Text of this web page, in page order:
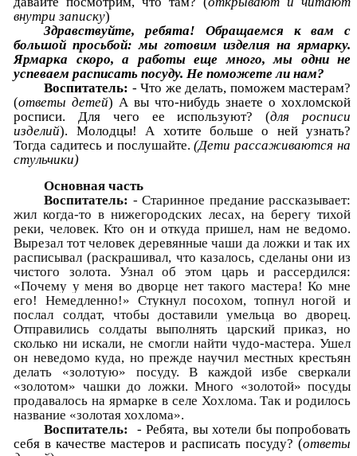
внутри записку)
Здравствуйте, ребята! Обращаемся к вам с
большой просьбой: мы готовим изделия на ярмарку.
Ярмарка скоро, а работы еще много, мы одни не
успеваем расписать посуду. Не поможете ли нам?
Воспитатель: - Что же делать, поможем мастерам?
(ответы детей) А вы что-нибудь знаете о хохломской
росписи. Для чего ее используют? (для росписи
изделий). Молодцы! А хотите больше о ней узнать?
Тогда садитесь и послушайте.(Дети рассаживаются на
стульчики)
Основная часть
Воспитатель: - Старинное предание рассказывает:
жил когда-то в нижегородских лесах, на берегу тихой
реки, человек. Кто он и откуда пришел, нам не ведомо.
Вырезал тот человек деревянные чаши да ложки и так их
расписывал (раскрашивал, что казалось, сделаны они из
чистого золота. Узнал об этом царь и рассердился:
«Почему у меня во дворце нет такого мастера! Ко мне
его! Немедленно!» Стукнул посохом, топнул ногой и
послал солдат, чтобы доставили умельца во дворец.
Отправились солдаты выполнять царский приказ, но
сколько ни искали, не смогли найти чудо-мастера. Ушел
он неведомо куда, но прежде научил местных крестьян
делать «золотую» посуду. В каждой избе сверкали
«золотом» чашки до ложки. Много «золотой» посуды
продавалось на ярмарке в селе Хохлома. Так и родилось
название «золотая хохлома».
Воспитатель:
- Ребята, вы хотели бы попробовать
себя в качестве мастеров и расписать посуду? (ответы